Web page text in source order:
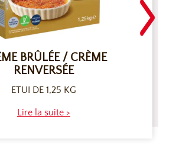
BRÛLÉE / CRÈME
RENVERSÉE
ETUI DE 1,25 KG
Lire la suite >